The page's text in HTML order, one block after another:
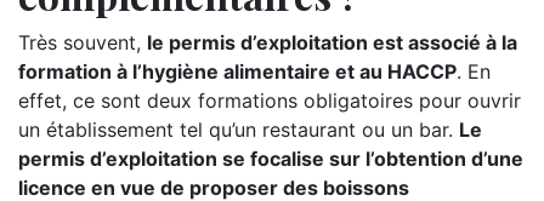
Très souvent, le permis d’exploitation est associé à la
formation à l’hygiène alimentaire et au HACCP. En
effet, ce sont deux formations obligatoires pour ouvrir
un établissement tel qu’un restaurant ou un bar. Le
permis d’exploitation se focalise sur l’obtention d’une
licence en vue de proposer des boissons